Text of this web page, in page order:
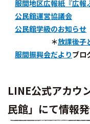
服間地区広報紙『広報
公民館運営協議会
公民館学級のお知らせ
＊放課後子
服間振興会だよりブロ
LINE公式アカウ
民館」にて情報